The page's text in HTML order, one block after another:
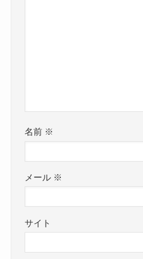
名前 ※
メール ※
サイト